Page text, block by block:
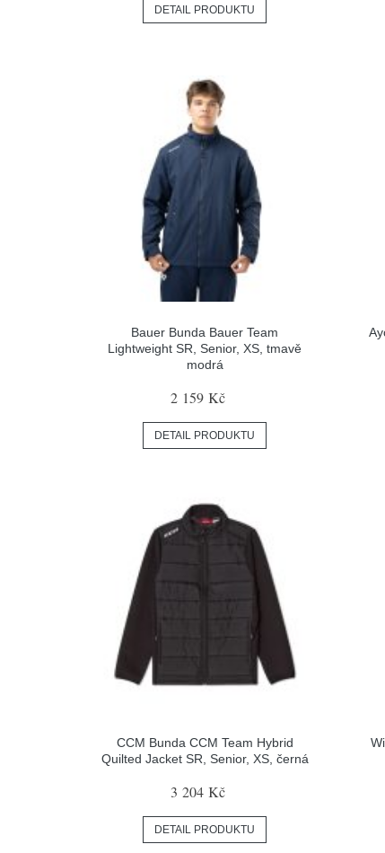
DETAIL PRODUKTU
Bauer Bunda Bauer Team
Lightweight SR, Senior, XS, tmavě
modrá
2 159 Kč
DETAIL PRODUKTU
CCM Bunda CCM Team Hybrid
Quilted Jacket SR, Senior, XS, černá
3 204 Kč
DETAIL PRODUKTU